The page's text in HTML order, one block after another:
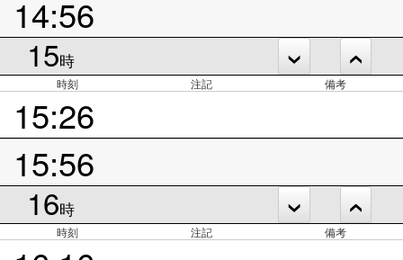
14:56
15時
時刻 注記 備考
15:26
15:56
16時
時刻 注記 備考